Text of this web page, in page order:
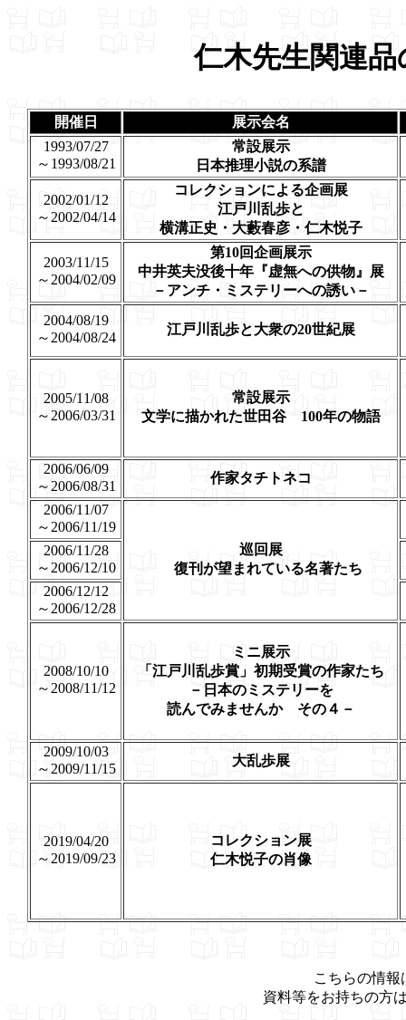
仁木先生関連
開催日
展示会名
1993/07/27
～1993/08/21
常設展示
日本推理小説の系譜
2002/01/12
～2002/04/14
コレクションによる企画展
江戸川乱歩と
横溝正史・大藪春彦・仁木悦子
2003/11/15
～2004/02/09
第10回企画展示
中井英夫没後十年『虚無への供物』展
－アンチ・ミステリーへの誘い－
2004/08/19
～2004/08/24
江戸川乱歩と大衆の20世紀展
2005/11/08
～2006/03/31
常設展示
文学に描かれた世田谷 100年の物語
2006/06/09
～2006/08/31
作家タチトネコ
2006/11/07
～2006/11/19
巡回展
復刊が望まれている名著たち
2006/11/28
～2006/12/10
2006/12/12
～2006/12/28
2008/10/10
～2008/11/12
ミニ展示
「江戸川乱歩賞」初期受賞の作家たち
－日本のミステリーを
読んでみませんか その４－
2009/10/03
～2009/11/15
大乱歩展
2019/04/20
～2019/09/23
コレクション展
仁木悦子の肖像
こちらの情
資料等をお持ちの方